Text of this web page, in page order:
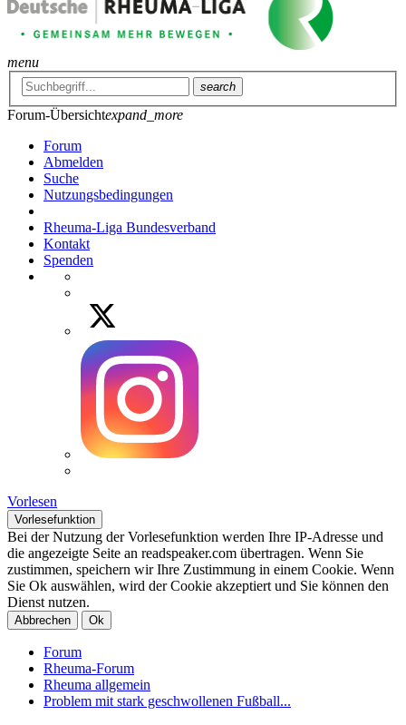
menu
search
Forum-Übersichtexpand_more
Forum
Abmelden
Suche
Nutzungsbedingungen
Rheuma-Liga Bundesverband
Kontakt
Spenden
Vorlesen
Vorlesefunktion
Bei der Nutzung der Vorlesefunktion werden Ihre IP-Adresse und
die angezeigte Seite an readspeaker.com übertragen. Wenn Sie
zustimmen, speichern wir Ihre Zustimmung in einem Cookie. Wenn
Sie Ok auswählen, wird der Cookie akzeptiert und Sie können den
Dienst nutzen.
Abbrechen Ok
Forum
Rheuma-Forum
Rheuma allgemein
Problem mit stark geschwollenen Fußball...